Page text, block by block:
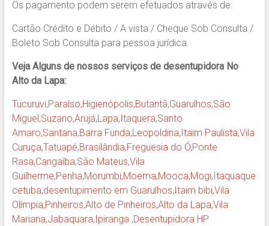
Os pagamento podem serem efetuados através de:
Cartão Crédito e Débito / A vista / Cheque Sob Consulta /
Boleto Sob Consulta para pessoa jurídica.
Veja Alguns de nossos serviços de desentupidora No
Alto da Lapa:
Tucuruvi,Paraíso,Higienópolis,Butantã,Guarulhos,São
Miguel,Suzano,Arujá,Lapa,Itaquera,Santo
Amaro,Santana,Barra Funda,Leopoldina,Itaim Paulista,Vila
Curuça,Tatuapé,Brasilândia,Freguesia do Ó,Ponte
Rasa,Cangaíba,São Mateus,Vila
Guilherme,Penha,Morumbi,Moema,Mooca,Mogi,Itaquaque
cetuba,desentupimento em Guarulhos,Itaim bibi,Vila
Olímpia,Pinheiros,Alto de Pinheiros,Alto da Lapa,Vila
Mariana,Jabaquara,Ipiranga,Desentupidora HP